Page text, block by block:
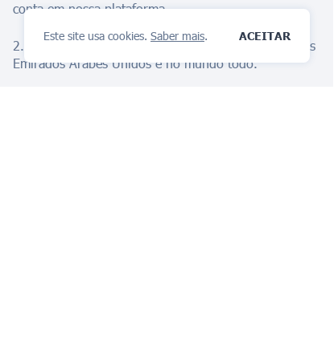
Este site usa cookies. Saber mais. ACEITAR
conta em nossa plataforma.
2. Crie uma tarefa na região desejada. Operamos nos
Emirados Árabes Unidos e no mundo todo.